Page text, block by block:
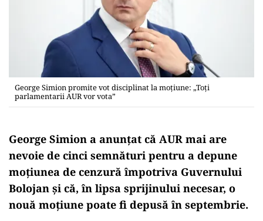
George Simion promite vot disciplinat la moțiune: „Toți
parlamentarii AUR vor vota”
George Simion a anunţat că AUR mai are
nevoie de cinci semnături pentru a depune
moţiunea de cenzură împotriva Guvernului
Bolojan şi că, în lipsa sprijinului necesar, o
nouă moţiune poate fi depusă în septembrie.